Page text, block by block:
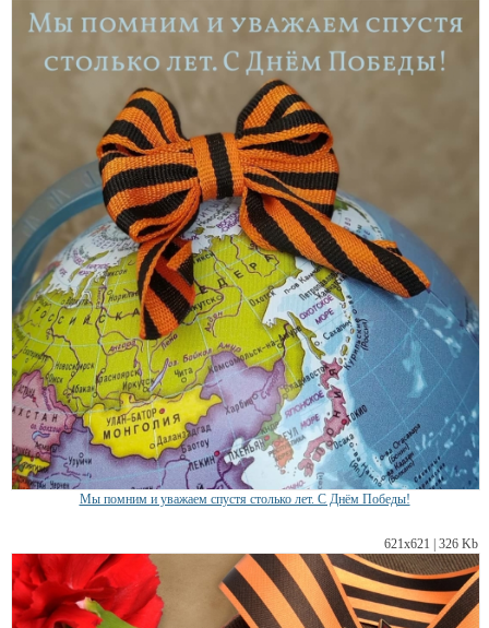
Мы помним и уважаем спустя столько лет. С Днём Победы!
621х621 | 326 Kb